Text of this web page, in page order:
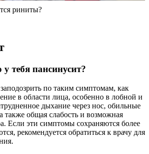
риниты?
тебя пансинусит?
по таким симптомам, как
в области лица, особенно в лобной и
дыхание через нос, обильные
также общая слабость и возможная
Если эти симптомы сохраняются более
рекомендуется обратиться к врачу для